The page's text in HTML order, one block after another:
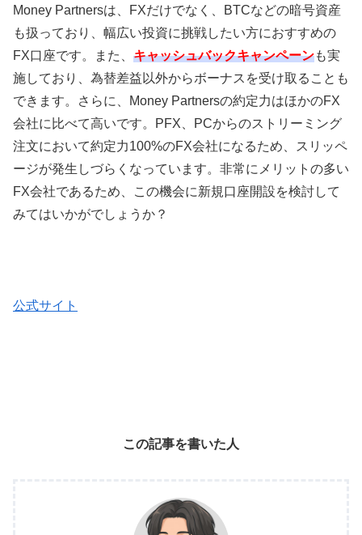
Money Partnersは、 FXだけでなく、 BTCなどの暗号資産
も扱っており、幅広い投資に挑戦したい方におすすめの
FX口座です。また、 キャッシュバックキャンペーンも実
施しており、為替差益以外からボーナスを受け取ることも
できます。さらに、
Money Partnersの約定力はほかのFX
会社に比べて高いです。
PFX PCからのストリーミング
注文において約定力100%のFX会社になるため、スリッペ
ージが発生しづらくなっています。非常にメリットの多い
FX会社であるため、この機会に新規口座開設を検討して
みてはいかがでしょうか？
公式サイト
この記事を書いた人